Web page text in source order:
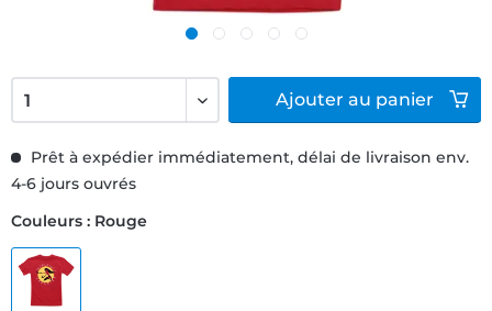
Prêt à expédier immédiatement, délai de livraison env.
4-6 jours ouvrés
Couleurs : Rouge
Ajouter au panier